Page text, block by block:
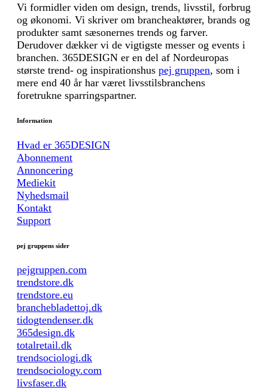
Vi formidler viden om design, trends, livsstil, forbrug
og økonomi. Vi skriver om brancheaktører, brands og
produkter samt sæsonernes trends og farver.
Derudover dækker vi de vigtigste messer og events i
branchen. 365DESIGN er en del af Nordeuropas
største trend- og inspirationshus pej gruppen, som i
mere end 40 år har været livsstilsbranchens
foretrukne sparringspartner.
Information
Hvad er 365DESIGN
Abonnement
Annoncering
Mediekit
Nyhedsmail
Kontakt
Support
pej gruppens sider
pejgruppen.com
trendstore.dk
trendstore.eu
branchebladettoj.dk
tidogtendenser.dk
365design.dk
totalretail.dk
trendsociologi.dk
trendsociology.com
livsfaser.dk